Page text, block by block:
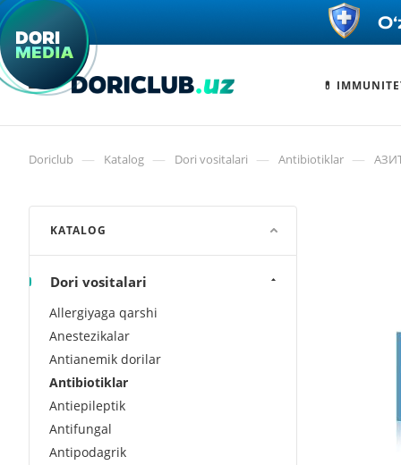
💊
Doriclub — Katalog — Dori vositalari — Antibiotiklar —
KATALOG
Dori vositalari
Allergiyaga qarshi
Anestezikalar
Antianemik dorilar
Antibiotiklar
Antiepileptik
Antifungal
Antipodagrik